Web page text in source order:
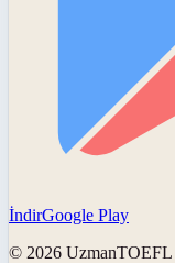
İndirGoogle Play
© 2026 UzmanTOEFL